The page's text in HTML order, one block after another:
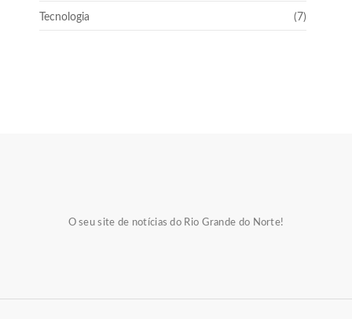
Tecnologia (7)
O seu site de notícias do Rio Grande do Norte!